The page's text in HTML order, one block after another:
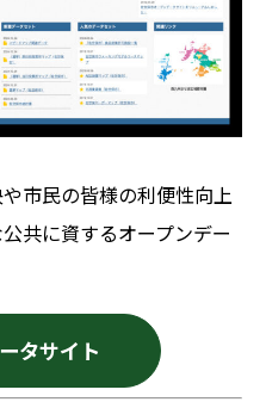
市民の皆様の利便性向上
共に資するオープンデー
タサイト